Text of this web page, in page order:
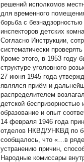
решений исполкомов
для временного
борьба с
инспекторов детских
Согласно Инструкции,
систематически
Кроме этого, в 1953 году
структуре уголовного
27 июня 1945 года
являлся приём и
распределителем
детской беспризорностью
образование и опыт
14 февраля 1946 года
отделов НКВД/УНКВД по
сообщалось, что «…в ряде
устранению причин,
Народные комиссары